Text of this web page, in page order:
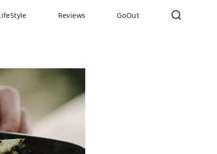
Reviews GoOut